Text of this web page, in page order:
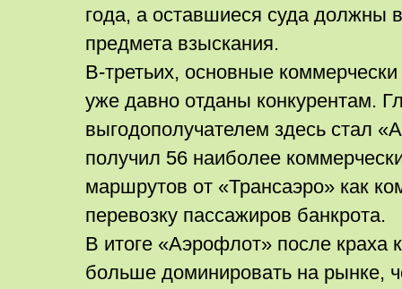
года, а оставшиеся суда должны
предмета взыскания.
В-третьих, основные
уже давно отданы конкурентам.
выгодополучателем здесь стал
получил 56 наиболее
маршрутов от «Трансаэро» как
перевозку пассажиров банкрота.
В итоге «Аэрофлот» после краха
больше доминировать на рынке,